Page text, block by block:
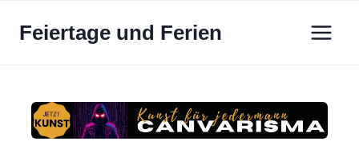
InhaltFeiertage und Ferien